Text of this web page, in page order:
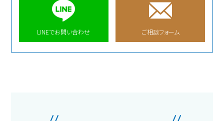
LINEでお問い合わせ ご相談フォーム